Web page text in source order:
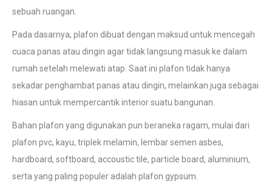
sebuah ruangan.
Pada dasarnya, plafon dibuat dengan maksud untuk mencegah
cuaca panas atau dingin agar tidak langsung masuk ke dalam
rumah setelah melewati atap. Saat ini plafon tidak hanya
sekadar penghambat panas atau dingin, melainkan juga sebagai
hiasan untuk mempercantik interior suatu bangunan.
Bahan plafon yang digunakan pun beraneka ragam, mulai dari
plafon pvc, kayu, triplek melamin, lembar semen asbes,
hardboard, softboard, accoustic tile, particle board, aluminium,
serta yang paling populer adalah plafon gypsum.